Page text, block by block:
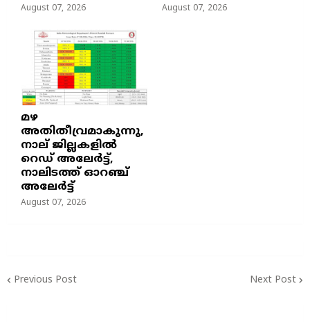
August 07, 2026 August 07, 2026
മഴ
അതിതീവ്രമാകുന്നു,
നാല് ജില്ലകളില്‍
റെഡ് അലേര്‍ട്ട്‌,
നാലിടത്ത് ഓറഞ്ച്
അലേർട്ട്
August 07, 2026
Previous Post Next Post